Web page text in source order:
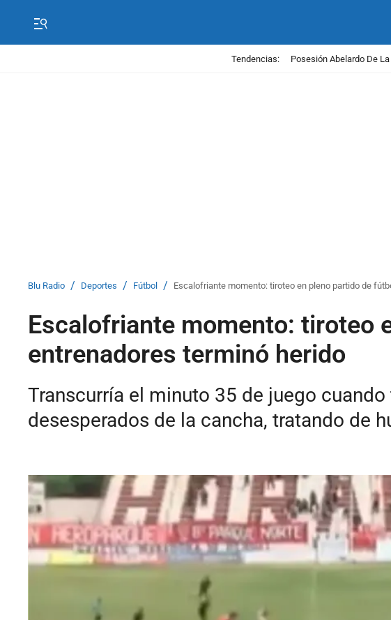
Tendencias: Posesión Abelardo De
Blu Radio / Deportes / Fútbol / Escalofriante momento: tiroteo en pleno partido de
Escalofriante momento: tiroteo
entrenadores terminó herido
Transcurría el minuto 35 de juego
desesperados de la cancha, tratando de